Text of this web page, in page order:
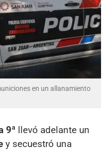
en un allanamiento
9ª llevó adelante un
y secuestró una